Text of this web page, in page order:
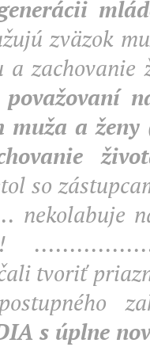
zväzok
a zachovanie
muža a
so
nekolabuje
tvoriť
s úplne